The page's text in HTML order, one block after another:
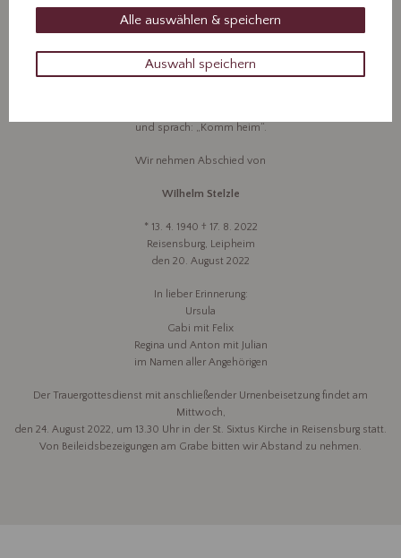
Wilhelm Stelzle
und sprach: „Komm heim“.
Wir nehmen Abschied von
Wilhelm Stelzle
* 13. 4. 1940 † 17. 8. 2022
Reisensburg, Leipheim
den 20. August 2022
In lieber Erinnerung:
Ursula
Gabi mit Felix
Regina und Anton mit Julian
im Namen aller Angehörigen
Der Trauergottesdienst mit anschließender Urnenbeisetzung findet am
Mittwoch,
den 24. August 2022, um 13.30 Uhr in der St. Sixtus Kirche in Reisensburg statt.
Von Beileidsbezeigungen am Grabe bitten wir Abstand zu nehmen.
Alle auswählen & speichern
Auswahl speichern